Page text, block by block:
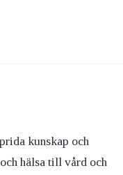
kunskap och
hälsa till vård och